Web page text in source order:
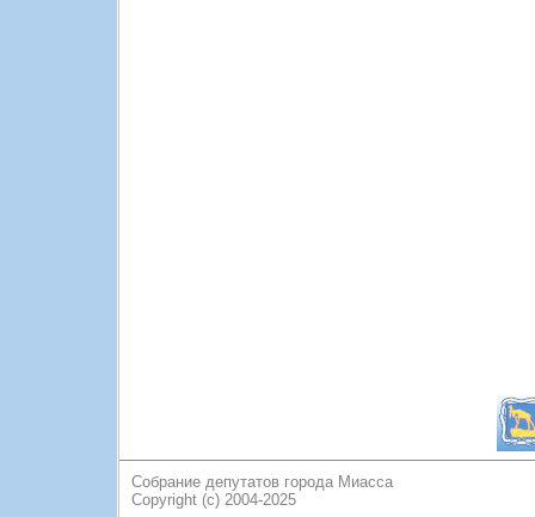
Собрание депутатов города Миасса
Copyright (c) 2004-2025